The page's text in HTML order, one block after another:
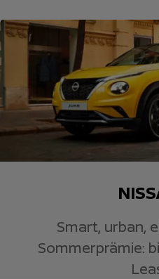
Smart, urban,
Sommerprämie: